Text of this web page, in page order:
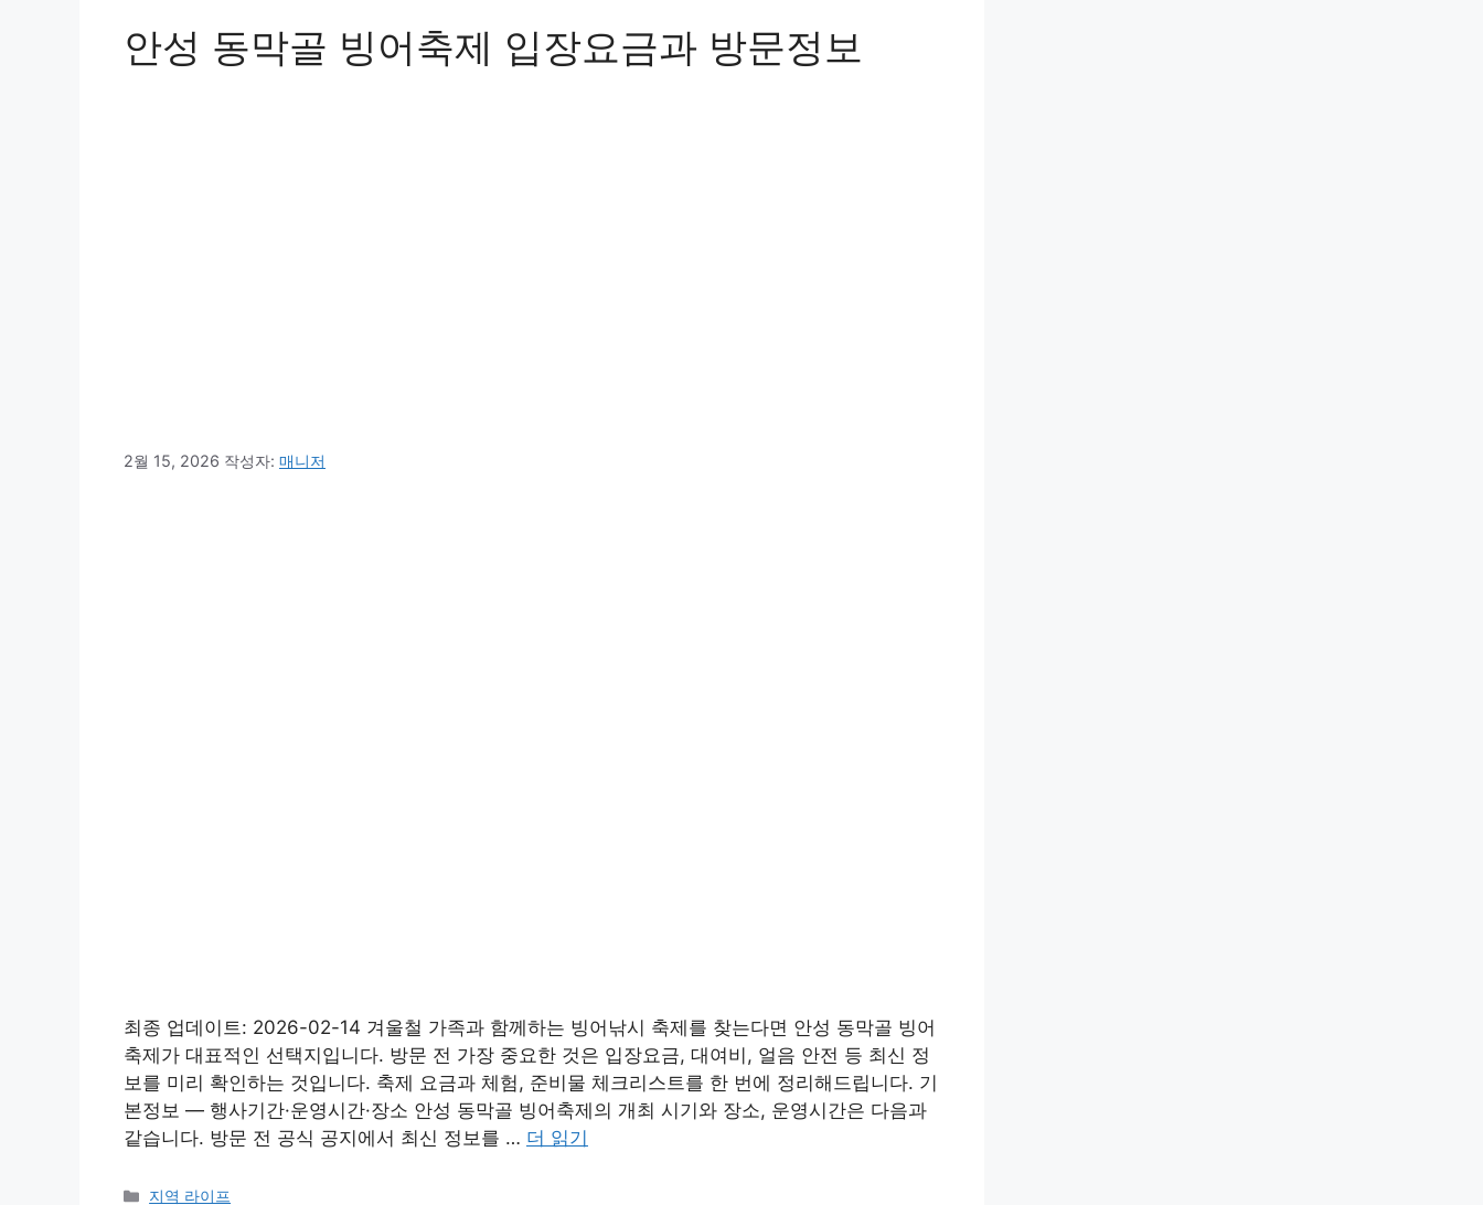
안성 동막골 빙어축제 입장요금과 방문정보
2월 15, 2026 작성자: 매니저
최종 업데이트: 2026-02-14 겨울철 가족과 함께하는 빙어낚시 축제를 찾는다면 안성 동막골 빙어
축제가 대표적인 선택지입니다. 방문 전 가장 중요한 것은 입장요금, 대여비, 얼음 안전 등 최신 정
보를 미리 확인하는 것입니다. 축제 요금과 체험, 준비물 체크리스트를 한 번에 정리해드립니다. 기
본정보 — 행사기간·운영시간·장소 안성 동막골 빙어축제의 개최 시기와 장소, 운영시간은 다음과
같습니다. 방문 전 공식 공지에서 최신 정보를 … 더 읽기
카
지역 라이프